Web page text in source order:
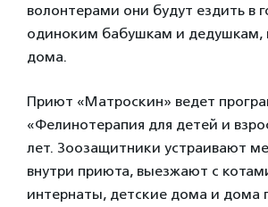
волонтерами они будут ездить в
одиноким бабушкам и дедушкам,
дома.
Приют «Матроскин» ведет
«Фелинотерапия для детей и
лет. Зоозащитники устраивают
внутри приюта, выезжают с
интернаты, детские дома и дома